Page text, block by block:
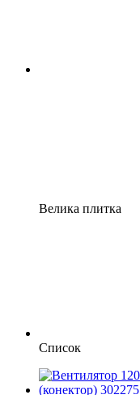
Велика плитка
Список